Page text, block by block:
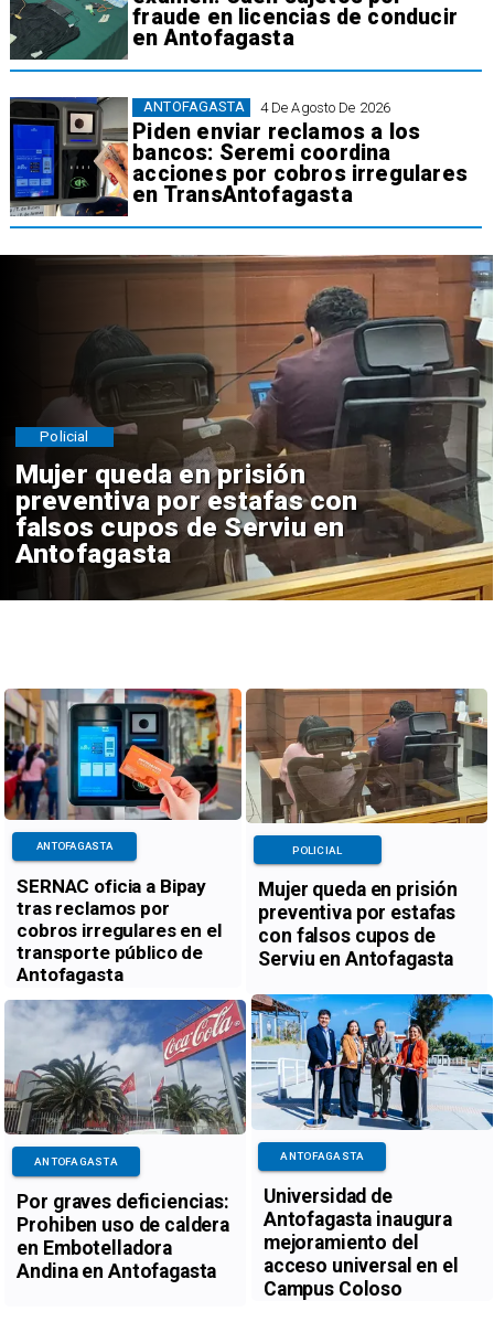
fraude en licencias de conducir
en Antofagasta
4 De Agosto De 2026
Piden enviar reclamos a los
bancos: Seremi coordina
acciones por cobros irregulares
en TransAntofagasta
ANTOFAGASTA
Mujer queda en prisión
preventiva por estafas con
falsos cupos de Serviu en
Antofagasta
Policial
SERNAC oficia a Bipay
tras reclamos por
cobros irregulares en el
transporte público de
Antofagasta
ANTOFAGASTA
Mujer queda en prisión
preventiva por estafas
con falsos cupos de
Serviu en Antofagasta
POLICIAL
Por graves deficiencias:
Prohiben uso de caldera
en Embotelladora
Andina en Antofagasta
ANTOFAGASTA
Universidad de
Antofagasta inaugura
mejoramiento del
acceso universal en el
Campus Coloso
ANTOFAGASTA